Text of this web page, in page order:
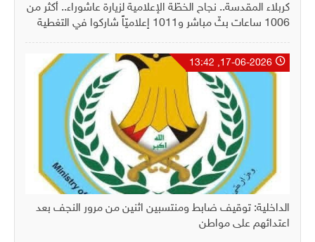
كربلاء المقدسة.. نجاح الخطّة الإعلامية لزيارة عاشوراء.. أكثر من
1006 ساعات بثّ مباشر و1011 إعلاميّاً شاركوا في التغطية
الداخلية: توقيف ضابط ومنتسبين اثنين من مرور النجف بعد
اعتدائهم على مواطن